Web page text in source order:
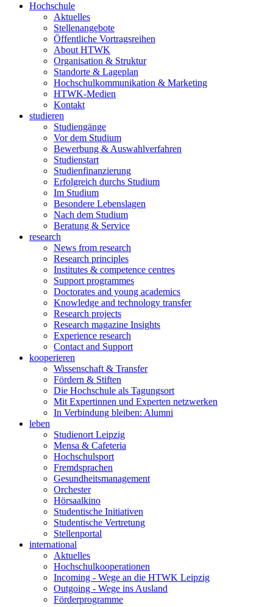
Hochschule
Aktuelles
Stellenangebote
Öffentliche Vortragsreihen
About HTWK
Organisation & Struktur
Standorte & Lageplan
Hochschulkommunikation & Marketing
HTWK-Medien
Kontakt
studieren
Studiengänge
Vor dem Studium
Bewerbung & Auswahlverfahren
Studienstart
Studienfinanzierung
Erfolgreich durchs Studium
Im Studium
Besondere Lebenslagen
Nach dem Studium
Beratung & Service
research
News from research
Research principles
Institutes & competence centres
Support programmes
Doctorates and young academics
Knowledge and technology transfer
Research projects
Research magazine Insights
Experience research
Contact and Support
kooperieren
Wissenschaft & Transfer
Fördern & Stiften
Die Hochschule als Tagungsort
Mit Expertinnen und Experten netzwerken
In Verbindung bleiben: Alumni
leben
Studienort Leipzig
Mensa & Cafeteria
Hochschulsport
Fremdsprachen
Gesundheitsmanagement
Orchester
Hörsaalkino
Studentische Initiativen
Studentische Vertretung
Stellenportal
international
Aktuelles
Hochschulkooperationen
Incoming - Wege an die HTWK Leipzig
Outgoing - Wege ins Ausland
Förderprogramme